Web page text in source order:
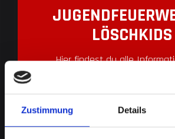
Zustimmung Details
LÖSCHKIDS
Hier findest du alle
unserern Löschkids & der
in Meßstetten. Bei den
Kind ab 5 Jahre